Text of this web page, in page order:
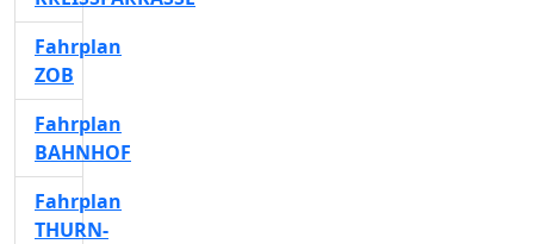
Fahrplan
ZOB
Fahrplan
BAHNHOF
Fahrplan
THURN-